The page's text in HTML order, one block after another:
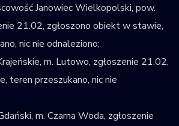
Janowiec Wielkopolski, pow.
21.02, zgłoszono obiekt w stawie,
nic nie odnaleziono;
m. Lutowo, zgłoszenie 21.02,
teren przeszukano, nic nie
m. Czarna Woda, zgłoszenie